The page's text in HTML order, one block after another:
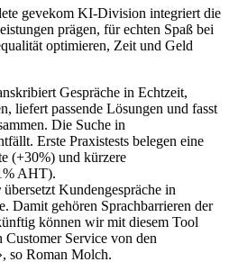
gevekom KI-Division integriert die
prägen, für echten Spaß bei
optimieren, Zeit und Geld
Gespräche in Echtzeit,
liefert passende Lösungen und fasst
Die Suche in
Erste Praxistests belegen eine
(+30%) und kürzere
AHT).
übersetzt Kundengespräche in
Damit gehören Sprachbarrieren der
können wir mit diesem Tool
Customer Service von den
so Roman Molch.